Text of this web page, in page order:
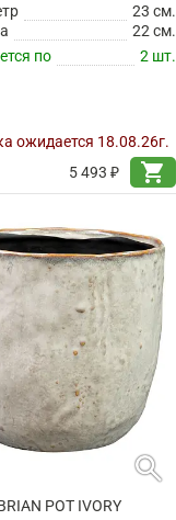
23 см.
22 см.
по
2 шт.
ожидается 18.08.26г.
5 493 ₽
shopping_cart
search
POT IVORY